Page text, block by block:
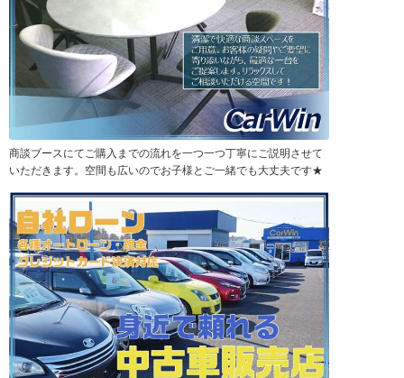
商談ブースにてご購入までの流れを一つ一つ丁寧にご説明させて
いただきます。空間も広いのでお子様とご一緒でも大丈夫です★